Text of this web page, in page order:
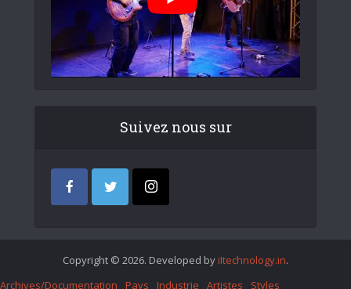
Suivez nous sur
Copyright © 2026. Developed by iItechnology.in.
Archives/Documentation
Pays Industrie Artistes Styles